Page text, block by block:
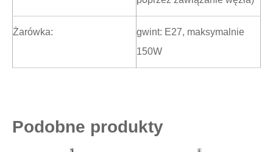
Żarówka:
gwint: E27, maksymalnie
150W
Podobne produkty